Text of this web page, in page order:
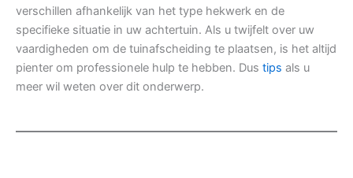
verschillen afhankelijk van het type hekwerk en de
specifieke situatie in uw achtertuin. Als u twijfelt over uw
vaardigheden om de tuinafscheiding te plaatsen, is het altijd
pienter om professionele hulp te hebben. Dus tips als u
meer wil weten over dit onderwerp.